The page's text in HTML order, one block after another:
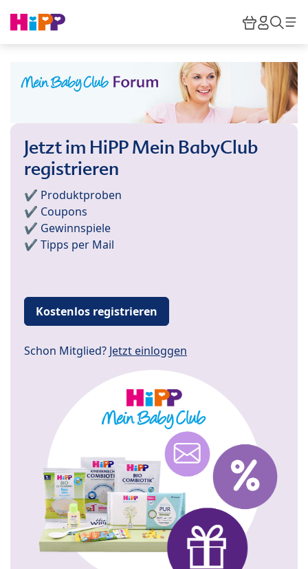
HiPP
Jetzt im HiPP Mein BabyClub
registrieren
✔️ Produktproben
✔️ Coupons
✔️ Gewinnspiele
✔️ Tipps per Mail
Kostenlos registrieren
Schon Mitglied? Jetzt einloggen